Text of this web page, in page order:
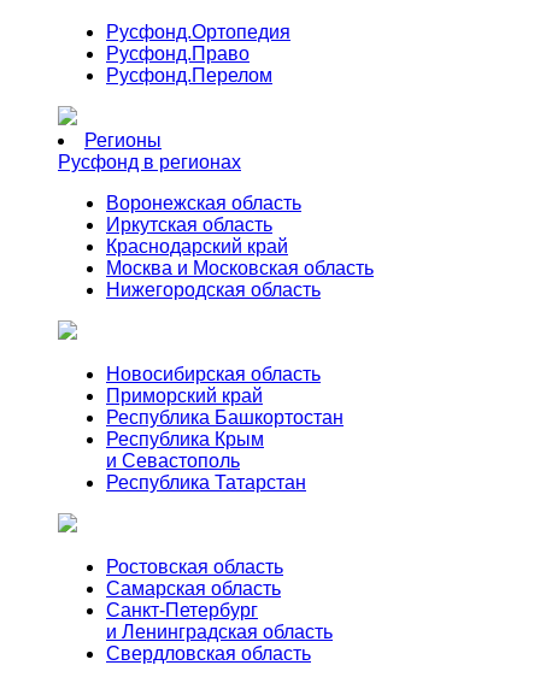
Русфонд.Ортопедия
Русфонд.Право
Русфонд.Перелом
Регионы
Русфонд в регионах
Воронежская область
Иркутская область
Краснодарский край
Москва и Московская область
Нижегородская область
Новосибирская область
Приморский край
Республика Башкортостан
Республика Крым
и Севастополь
Республика Татарстан
Ростовская область
Самарская область
Санкт-Петербург
и Ленинградская область
Свердловская область